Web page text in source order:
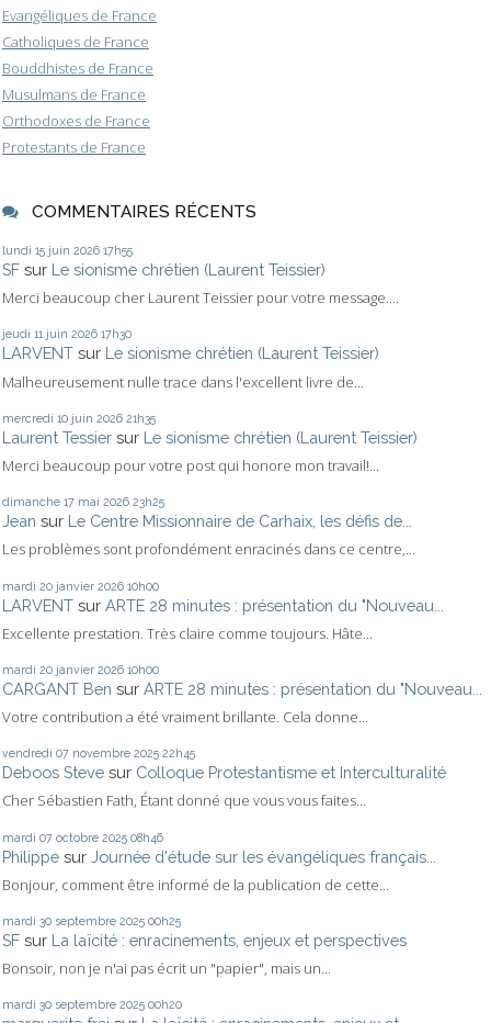
Evangéliques de France
Catholiques de France
Bouddhistes de France
Musulmans de France
Orthodoxes de France
Protestants de France
COMMENTAIRES RÉCENTS
lundi 15 juin 2026 17h55
SF sur Le sionisme chrétien (Laurent Teissier)
Merci beaucoup cher Laurent Teissier pour votre message....
jeudi 11 juin 2026 17h30
LARVENT sur Le sionisme chrétien (Laurent Teissier)
Malheureusement nulle trace dans l'excellent livre de...
mercredi 10 juin 2026 21h35
Laurent Tessier sur Le sionisme chrétien (Laurent Teissier)
Merci beaucoup pour votre post qui honore mon travail!...
dimanche 17 mai 2026 23h25
Jean sur Le Centre Missionnaire de Carhaix, les défis de...
Les problèmes sont profondément enracinés dans ce centre,...
mardi 20 janvier 2026 10h00
LARVENT sur ARTE 28 minutes : présentation du "Nouveau...
Excellente prestation. Très claire comme toujours. Hâte...
mardi 20 janvier 2026 10h00
CARGANT Ben sur ARTE 28 minutes : présentation du "Nouveau...
Votre contribution a été vraiment brillante. Cela donne...
vendredi 07 novembre 2025 22h45
Deboos Steve sur Colloque Protestantisme et Interculturalité
Cher Sébastien Fath, Étant donné que vous vous faites...
mardi 07 octobre 2025 08h46
Philippe sur Journée d'étude sur les évangéliques français...
Bonjour, comment être informé de la publication de cette...
mardi 30 septembre 2025 00h25
SF sur La laïcité : enracinements, enjeux et perspectives
Bonsoir, non je n'ai pas écrit un "papier", mais un...
mardi 30 septembre 2025 00h20